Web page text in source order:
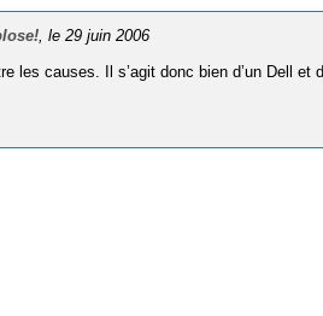
, le 29 juin 2006
les causes. Il s’agit donc bien d’un Dell et